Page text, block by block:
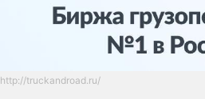
http://truckandroad.ru/